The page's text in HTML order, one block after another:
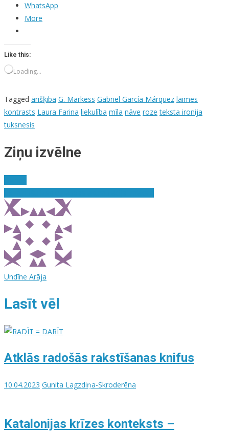
WhatsApp
More
Like this:
Loading…
Tagged ārišķība G. Markess Gabriel García Márquez laimes
kontrasts Laura Farina liekulība mīla nāve roze teksta ironija
tuksnesis
Ziņu izvēlne
Undīne Arāja
Lasīt vēl
Atklās radošās rakstīšanas knifus
10.04.2023 Gunita Lagzdiņa-Skroderēna
Katalonijas krīzes konteksts –